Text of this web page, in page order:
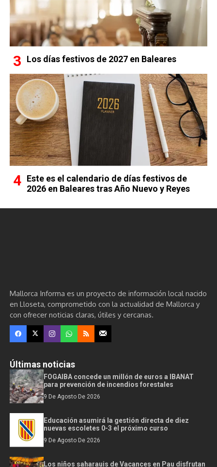
Los días festivos de 2027 en Baleares
Este es el calendario de días festivos de
2026 en Baleares tras Año Nuevo y Reyes
Mallorca Informa es un proyecto de información local nacido
en Lloseta, comprometido con la actualidad de Mallorca y
con ofrecer noticias claras, útiles y cercanas.
Últimas noticias
FOGAIBA concede un millón de euros a IBANAT
para prevención de incendios forestales
9 De Agosto De 2026
Educación asumirá la gestión directa de diez
nuevas escoletes 0-3 el próximo curso
9 De Agosto De 2026
Los niños saharauis de Vacances en Pau disfrutan